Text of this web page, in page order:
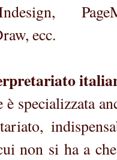
ecc.
è specializzata
non si ha a